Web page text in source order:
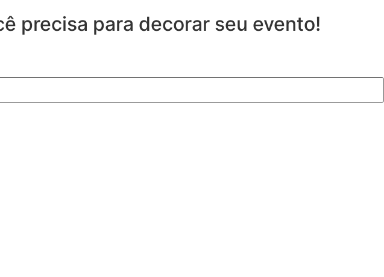
precisa para decorar seu evento!